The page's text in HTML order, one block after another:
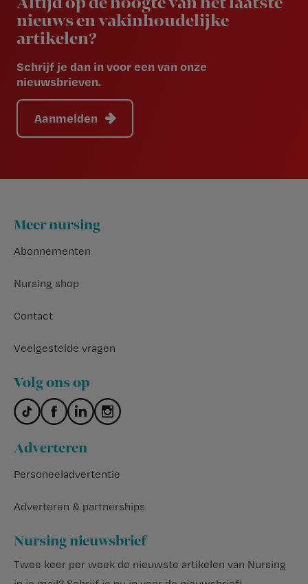
nieuws en vakinhoudelijke
artikelen?
Schrijf je dan in voor een van onze
nieuwsbrieven.
Aanmelden
Footer
Meer nursing
Abonnementen
Nursing shop
Contact
Veelgestelde vragen
Volg ons op
Adverteren
Personeeladvertentie
Adverteren & partnerships
Nursing nieuwsbrief
Twee keer per week de nieuwste artikelen van Nursing